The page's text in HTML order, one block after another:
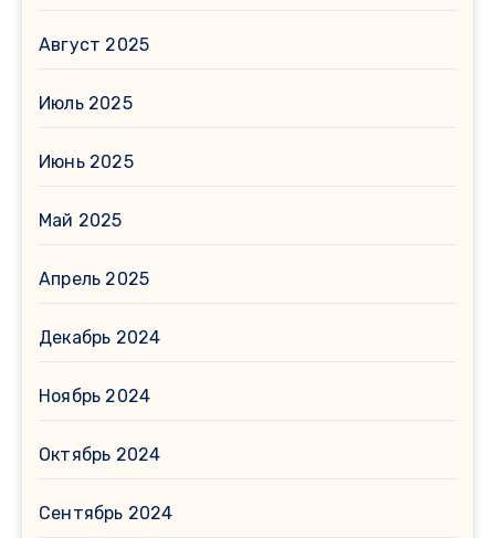
Август 2025
Июль 2025
Июнь 2025
Май 2025
Апрель 2025
Декабрь 2024
Ноябрь 2024
Октябрь 2024
Сентябрь 2024